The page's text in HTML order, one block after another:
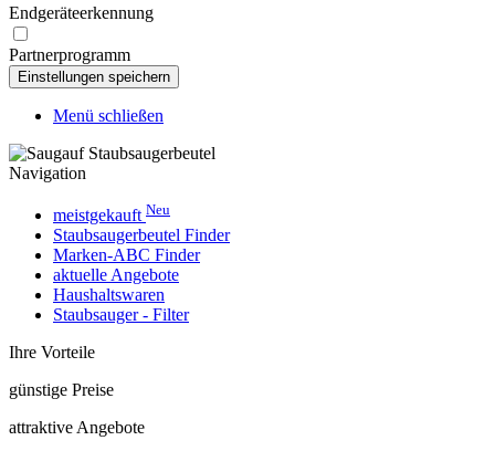
Endgeräteerkennung
Partnerprogramm
Menü schließen
Navigation
meistgekauft Neu
Staubsaugerbeutel Finder
Marken-ABC Finder
aktuelle Angebote
Haushaltswaren
Staubsauger - Filter
Ihre Vorteile
günstige Preise
attraktive Angebote